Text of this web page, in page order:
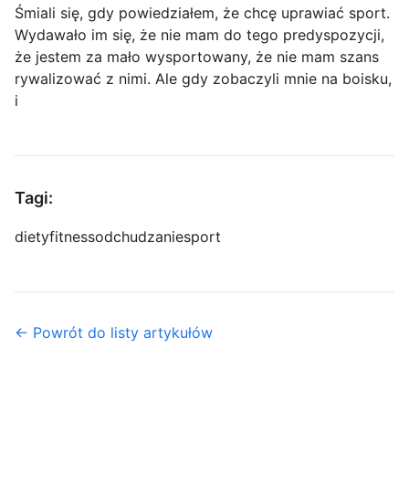
Śmiali się, gdy powiedziałem, że chcę uprawiać sport.
Wydawało im się, że nie mam do tego predyspozycji,
że jestem za mało wysportowany, że nie mam szans
rywalizować z nimi. Ale gdy zobaczyli mnie na boisku,
i
Tagi:
dietyfitnessodchudzaniesport
← Powrót do listy artykułów